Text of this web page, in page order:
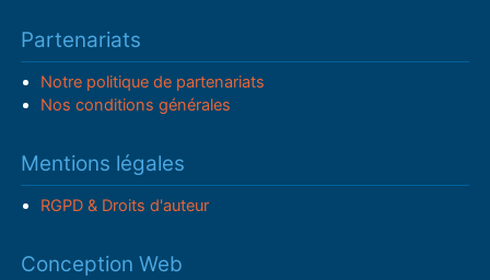
Partenariats
Notre politique de partenariats
Nos conditions générales
Mentions légales
RGPD & Droits d'auteur
Conception Web